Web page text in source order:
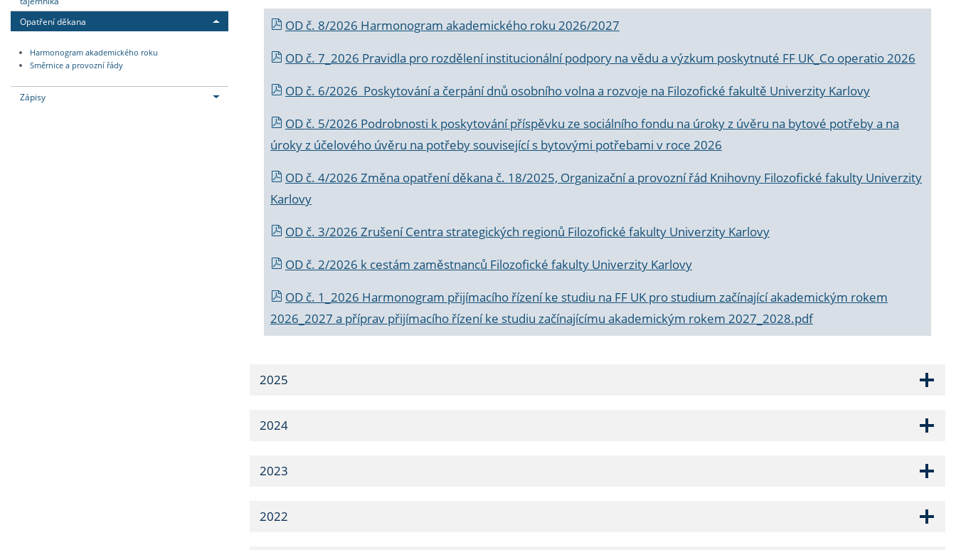
Opatření děkana
Harmonogram akademického roku
Směrnice a provozní řády
Zápisy
OD č. 8/2026 Harmonogram akademického roku 2026/2027
OD č. 7_2026 Pravidla pro rozdělení institucionální podpory na vědu a výzkum poskytnuté FF UK_Co operatio 2026
OD č. 6/2026 Poskytování a čerpání dnů osobního volna a rozvoje na Filozofické fakultě Univerzity Karlovy
OD č. 5/2026 Podrobnosti k poskytování příspěvku ze sociálního fondu na úroky z úvěru na bytové potřeby a na
úroky z účelového úvěru na potřeby související s bytovými potřebami v roce 2026
OD č. 4/2026 Změna opatření děkana č. 18/2025, Organizační a provozní řád Knihovny Filozofické fakulty Univerzity
Karlovy
OD č. 3/2026 Zrušení Centra strategických regionů Filozofické fakulty Univerzity Karlovy
OD č. 2/2026 k cestám zaměstnanců Filozofické fakulty Univerzity Karlovy
OD č. 1_2026 Harmonogram přijímacího řízení ke studiu na FF UK pro studium začínající akademickým rokem
2026_2027 a příprav přijímacího řízení ke studiu začínajícímu akademickým rokem 2027_2028.pdf
2025
2024
2023
2022